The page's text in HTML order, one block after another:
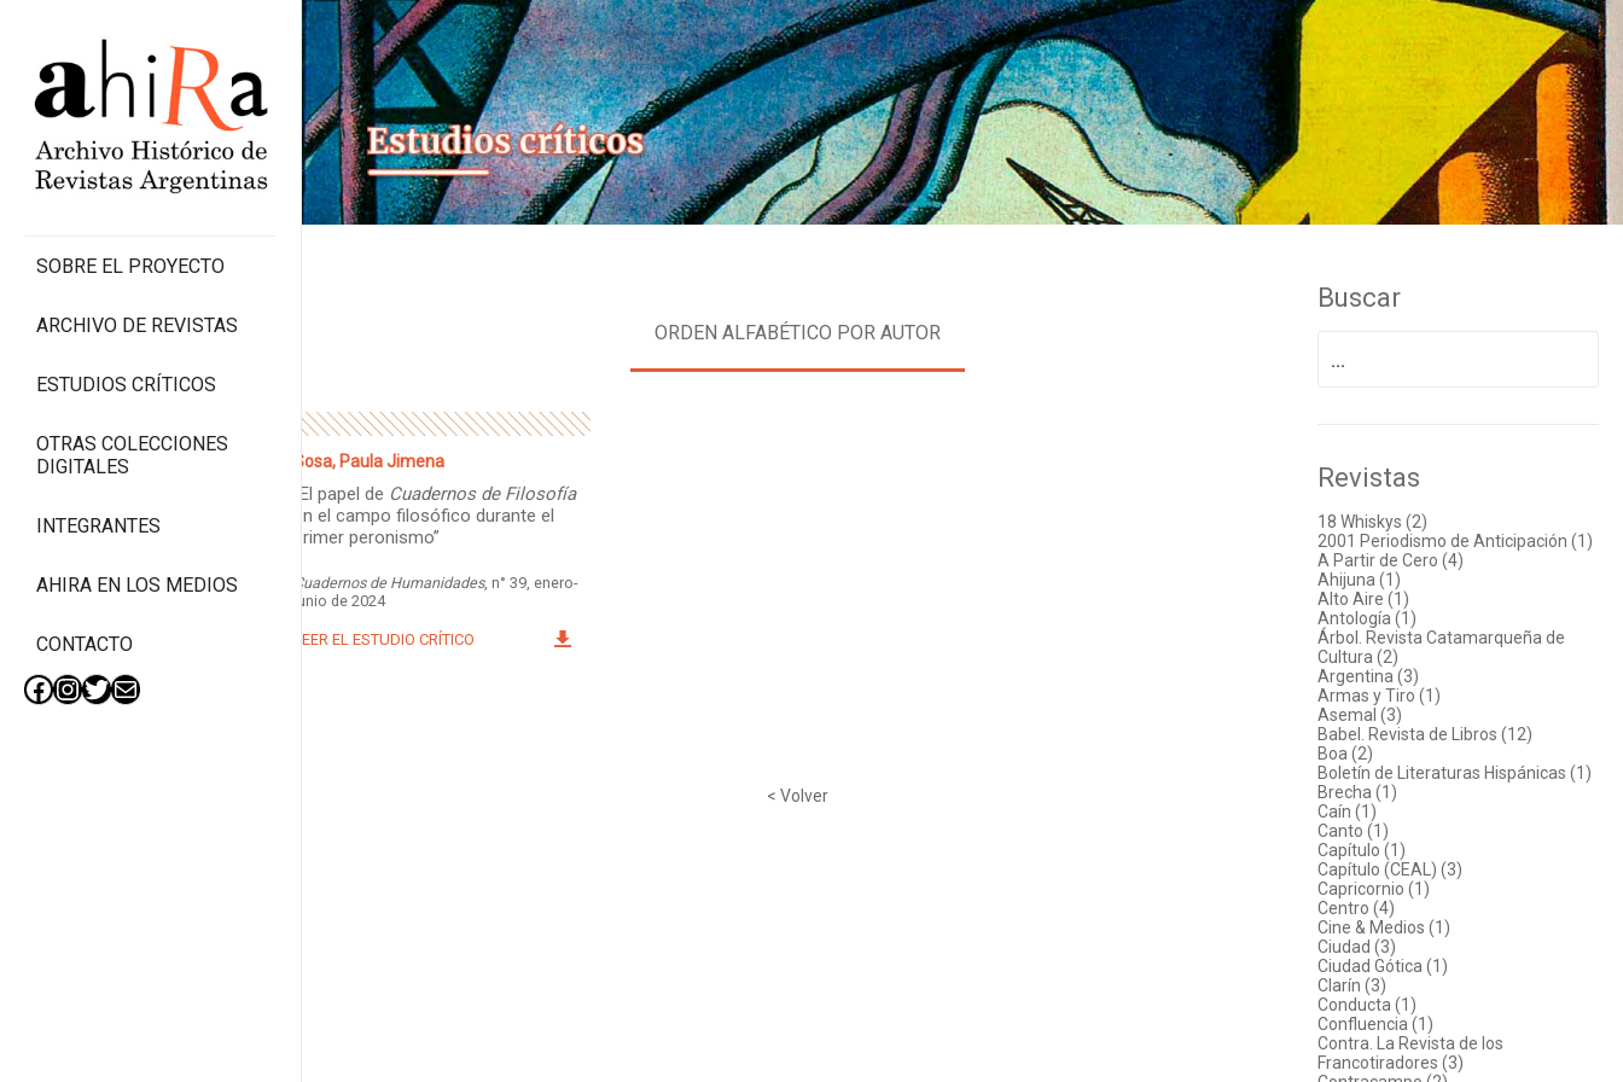
Skip
to
content
SOBRE EL PROYECTO
ARCHIVO DE REVISTAS
ESTUDIOS CRÍTICOS
OTRAS COLECCIONES
DIGITALES
INTEGRANTES
AHIRA EN LOS MEDIOS
CONTACTO
Facebook
Instagram
Twitter
Mail
ORDEN ALFABÉTICO POR AUTOR
Sosa, Paula Jimena
“El papel de Cuadernos de Filosofía
en el campo filosófico durante el
primer peronismo”
Cuadernos de Humanidades, n° 39, enero-
junio de 2024
LEER EL ESTUDIO CRÍTICO
< Volver
Buscar
Revistas
18 Whiskys (2)
2001 Periodismo de Anticipación (1)
A Partir de Cero (4)
Ahijuna (1)
Alto Aire (1)
Antología (1)
Árbol. Revista Catamarqueña de
Cultura (2)
Argentina (3)
Armas y Tiro (1)
Asemal (3)
Babel. Revista de Libros (12)
Boa (2)
Boletín de Literaturas Hispánicas (1)
Brecha (1)
Caín (1)
Canto (1)
Capítulo (1)
Capítulo (CEAL) (3)
Capricornio (1)
Centro (4)
Cine & Medios (1)
Ciudad (3)
Ciudad Gótica (1)
Clarín (3)
Conducta (1)
Confluencia (1)
Contra. La Revista de los
Francotiradores (3)